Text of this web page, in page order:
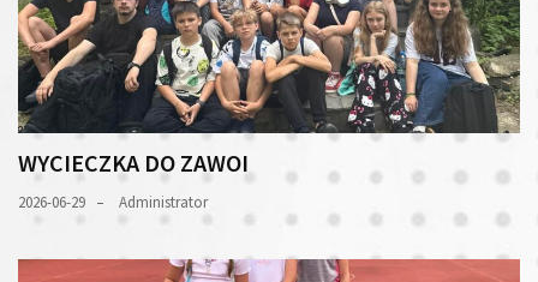
WYCIECZKA DO ZAWOI
2026-06-29 Administrator